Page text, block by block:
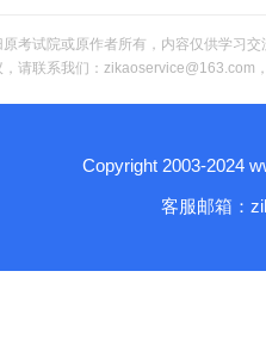
考试院或原作者所有，内容仅供学习
，请联系我们：zikaoservice@163.com
Copyright 2003-2024
客服邮箱：